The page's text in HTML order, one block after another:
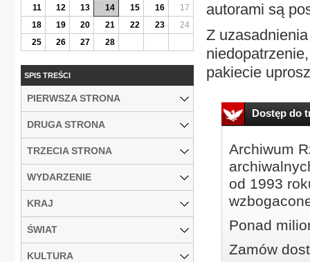
autorami są
Z
pakiecie
Dostęp do
Archiwum
od 1993
Ponad
Zamów
11
12 13 14 15 16
17
18
19 20 21 22 23
24
25
26 27 28
SPIS TREŚCI
PIERWSZA STRONA
DRUGA STRONA
TRZECIA STRONA
WYDARZENIE
KRAJ
ŚWIAT
KULTURA